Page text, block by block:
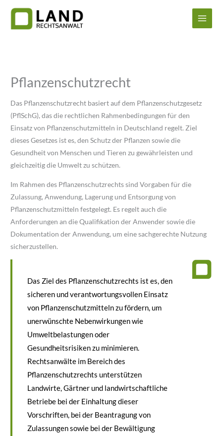
springen
Pflanzenschutzrecht
Das Pflanzenschutzrecht basiert auf dem Pflanzenschutzgesetz
(PflSchG), das die rechtlichen Rahmenbedingungen für den
Einsatz von Pflanzenschutzmitteln in Deutschland regelt. Ziel
dieses Gesetzes ist es, den Schutz der Pflanzen sowie die
Gesundheit von Menschen und Tieren zu gewährleisten und
gleichzeitig die Umwelt zu schützen.
Im Rahmen des Pflanzenschutzrechts sind Vorgaben für die
Zulassung, Anwendung, Lagerung und Entsorgung von
Pflanzenschutzmitteln festgelegt. Es regelt auch die
Anforderungen an die Qualifikation der Anwender sowie die
Dokumentation der Anwendung, um eine sachgerechte Nutzung
sicherzustellen.
Das Ziel des Pflanzenschutzrechts ist es, den
sicheren und verantwortungsvollen Einsatz
von Pflanzenschutzmitteln zu fördern, um
unerwünschte Nebenwirkungen wie
Umweltbelastungen oder
Gesundheitsrisiken zu minimieren.
Rechtsanwälte im Bereich des
Pflanzenschutzrechts unterstützen
Landwirte, Gärtner und landwirtschaftliche
Betriebe bei der Einhaltung dieser
Vorschriften, bei der Beantragung von
Zulassungen sowie bei der Bewältigung